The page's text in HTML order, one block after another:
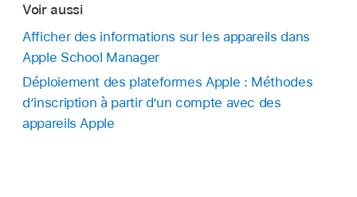
Voir aussi
Afficher des informations sur les appareils dans
Apple School Manager
Déploiement des plateformes Apple : Méthodes
d’inscription à partir d’un compte avec des
appareils Apple